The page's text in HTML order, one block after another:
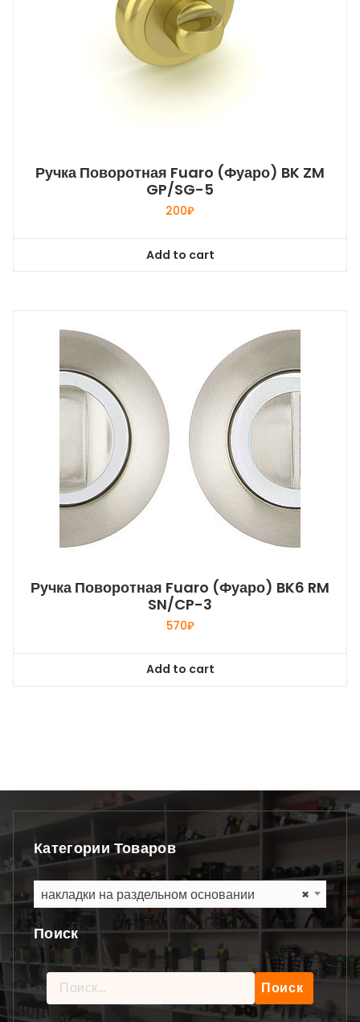
Ручка Поворотная Fuaro (Фуаро) BK ZM
GP/SG-5
200₽
Add to cart
Ручка Поворотная Fuaro (Фуаро) BK6 RM
SN/CP-3
570₽
Add to cart
Категории Товаров
×
накладки на раздельном основании
Поиск
Найти: